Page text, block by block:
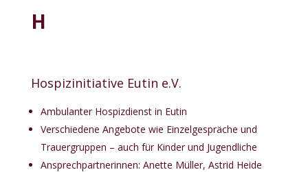
H
Hospizinitiative Eutin e.V.
Ambulanter Hospizdienst in Eutin
Verschiedene Angebote wie Einzelgespräche und
Trauergruppen – auch für Kinder und Jugendliche
Ansprechpartnerinnen: Anette Müller, Astrid Heide